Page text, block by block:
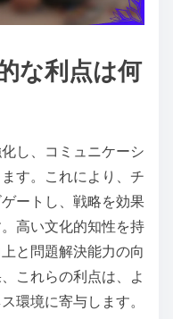
な利点は何
し、コミュニケーシ
す。これにより、チ
ートし、戦略を効果
高い文化的知性を持
と問題解決能力の向
これらの利点は、よ
環境に寄与します。